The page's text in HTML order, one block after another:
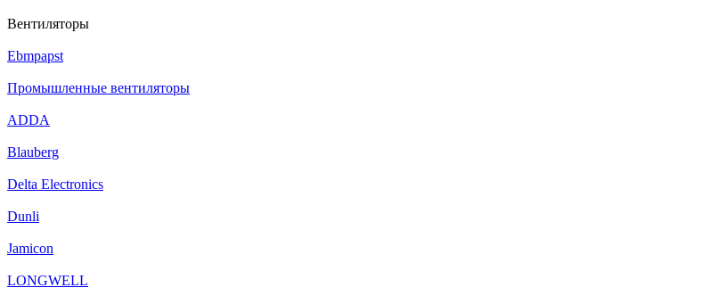
Вентиляторы
Ebmpapst
Промышленные вентиляторы
ADDA
Blauberg
Delta Electronics
Dunli
Jamicon
LONGWELL